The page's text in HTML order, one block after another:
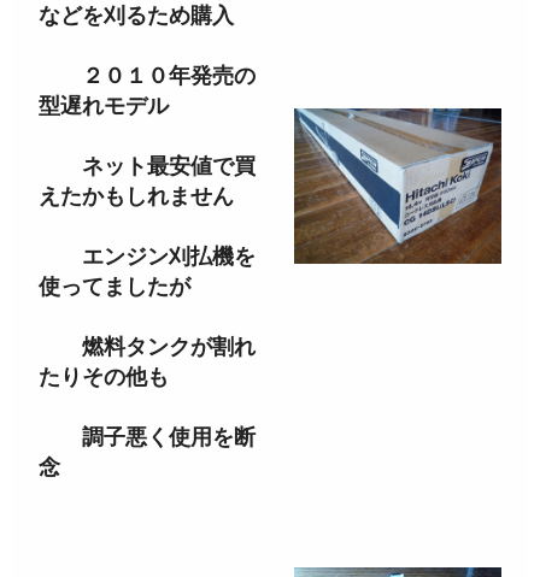
などを刈るため購入
２０１０年発売の
型遅れモデル
ネット最安値で買
えたかもしれません
エンジン刈払機を
使ってましたが
燃料タンクが割れ
たりその他も
調子悪く使用を断
念